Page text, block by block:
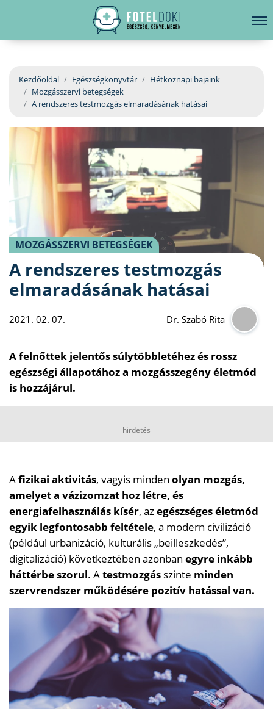
EGÉSZSÉGKÖNYVTÁR
BETEGSÉGKALAUZ
ÜGYELETKERESŐ
ORVOS VÁLASZOL
ORVOSKERESŐ
hirdetés
Kezdőoldal Egészségkönyvtár
Hétköznapi bajaink
Mozgásszervi betegségek
A rendszeres testmozgás elmaradásának hatásai
MOZGÁSSZERVI BETEGSÉGEK
A rendszeres testmozgás
elmaradásának hatásai
2021. 02. 07. Dr. Szabó Rita
A felnőttek jelentős súlytöbbletéhez és rossz
egészségi állapotához a mozgásszegény életmód
is hozzájárul.
hirdetés
Afizikai aktivitás, vagyis minden olyan mozgás,
amelyet a vázizomzat hoz létre, és
energiafelhasználás kísér, azegészséges életmód
egyik legfontosabb feltétele, a modern civilizáció
(például urbanizáció, kulturális „beilleszkedés”,
digitalizáció) következtében azonban egyre inkább
háttérbe szorul. Atestmozgás szinte minden
szervrendszer működésére pozitív hatással van.